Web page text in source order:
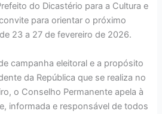
do Dicastério para a Cultura e
para orientar o próximo
23 a 27 de fevereiro de 2026.
campanha eleitoral e a propósito
da República que se realiza no
o Conselho Permanente apela à
informada e responsável de todos